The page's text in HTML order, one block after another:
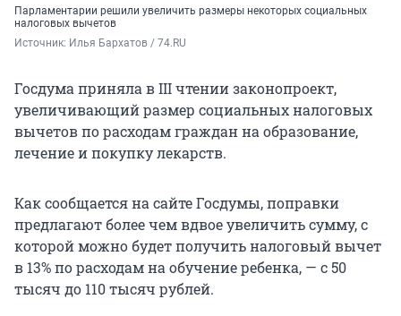
Парламентарии решили увеличить размеры некоторых социальных
налоговых вычетов
Источник: Илья Бархатов / 74.RU
Госдума приняла в III чтении законопроект,
увеличивающий размер социальных налоговых
вычетов по расходам граждан на образование,
лечение и покупку лекарств.
Как сообщается на сайте Госдумы, поправки
предлагают более чем вдвое увеличить сумму, с
которой можно будет получить налоговый вычет
в 13% по расходам на обучение ребенка, — с 50
тысяч до 110 тысяч рублей.